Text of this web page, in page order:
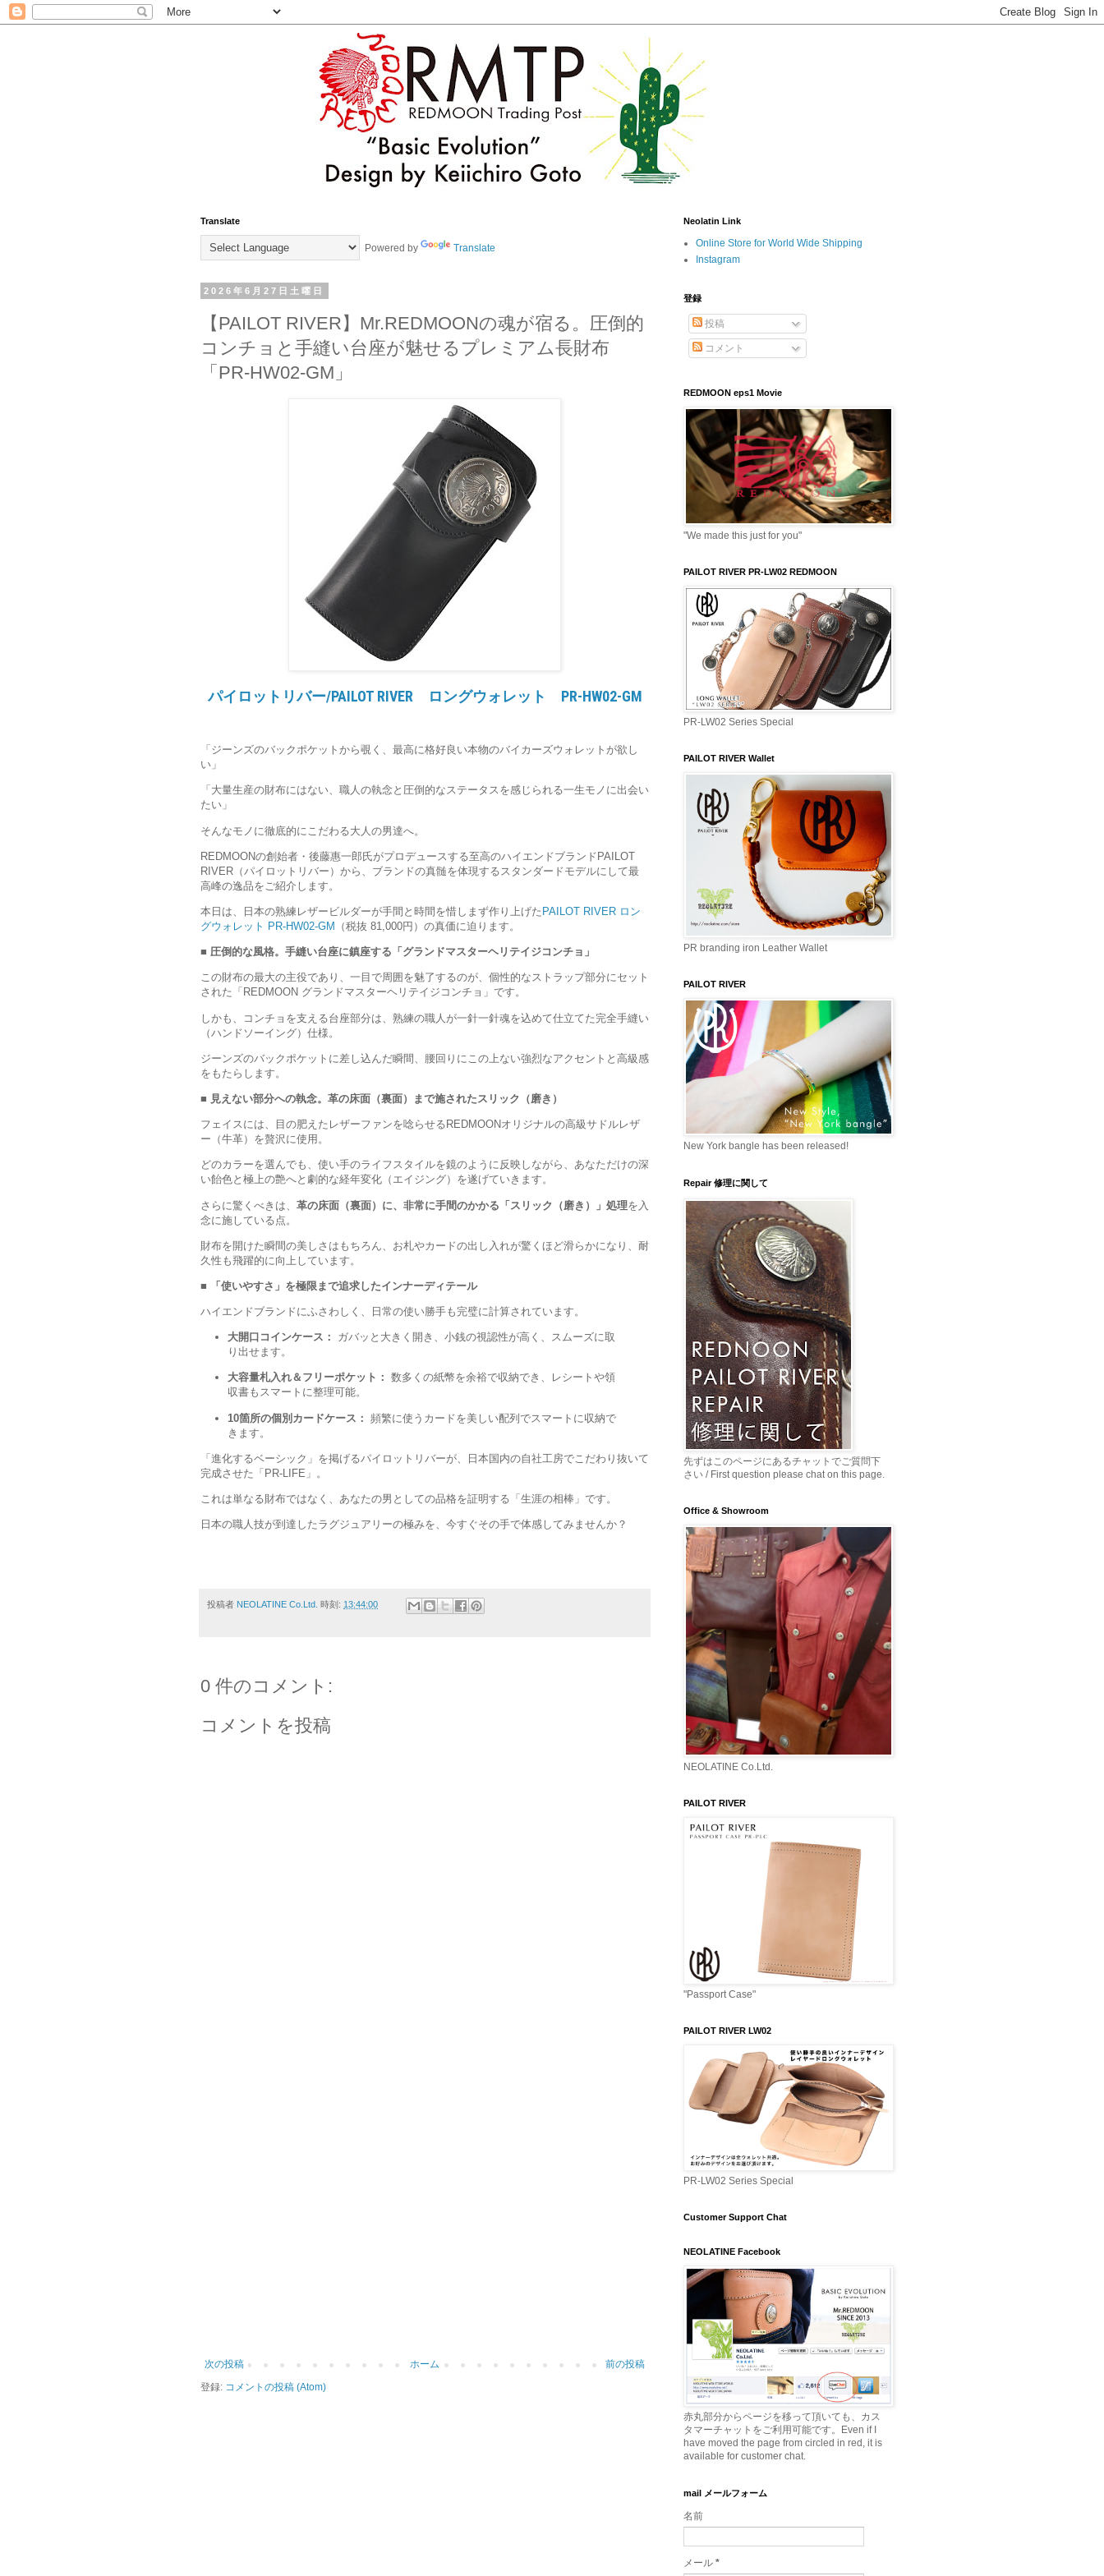
Translate
Powered by Translate
2026年6月27日土曜日
【PAILOT RIVER】Mr.REDMOONの魂が宿る。圧倒的
コンチョと手縫い台座が魅せるプレミアム長財布
「PR-HW02-GM」
パイロットリバー/PAILOT RIVER ロングウォレット PR-HW02-GM
「ジーンズのバックポケットから覗く、最高に格好良い本物のバイカーズウォレットが欲し
い」
「大量生産の財布にはない、職人の執念と圧倒的なステータスを感じられる一生モノに出会い
たい」
そんなモノに徹底的にこだわる大人の男達へ。
REDMOONの創始者・後藤惠一郎氏がプロデュースする至高のハイエンドブランドPAILOT
RIVER（パイロットリバー）から、ブランドの真髄を体現するスタンダードモデルにして最
高峰の逸品をご紹介します。
本日は、日本の熟練レザービルダーが手間と時間を惜しまず作り上げた PAILOT RIVER ロン
グウォレット PR-HW02-GM
（税抜 81,000円）の真価に迫ります。
■ 圧倒的な風格。手縫い台座に鎮座する「グランドマスターヘリテイジコンチョ」
この財布の最大の主役であり、一目で周囲を魅了するのが、個性的なストラップ部分にセット
された「REDMOON グランドマスターヘリテイジコンチョ」です。
しかも、コンチョを支える台座部分は、熟練の職人が一針一針魂を込めて仕立てた完全手縫い
（ハンドソーイング）仕様。
ジーンズのバックポケットに差し込んだ瞬間、腰回りにこの上ない強烈なアクセントと高級感
をもたらします。
■ 見えない部分への執念。革の床面（裏面）まで施されたスリック（磨き）
フェイスには、目の肥えたレザーファンを唸らせるREDMOONオリジナルの高級サドルレザ
ー（牛革）を贅沢に使用。
どのカラーを選んでも、使い手のライフスタイルを鏡のように反映しながら、あなただけの深
い飴色と極上の艶へと劇的な経年変化（エイジング）を遂げていきます。
さらに驚くべきは、 革の床面（裏面）に、非常に手間のかかる「スリック（磨き）」処理を入
念に施している点。
財布を開けた瞬間の美しさはもちろん、お札やカードの出し入れが驚くほど滑らかになり、耐
久性も飛躍的に向上しています。
■ 「使いやすさ」を極限まで追求したインナーディテール
ハイエンドブランドにふさわしく、日常の使い勝手も完璧に計算されています。
大開口コインケース：
ガバッと大きく開き、小銭の視認性が高く、スムーズに取
り出せます。
大容量札入れ＆フリーポケット： 数多くの紙幣を余裕で収納でき、レシートや領
収書もスマートに整理可能。
10箇所の個別カードケース： 頻繁に使うカードを美しい配列でスマートに収納で
きます。
「進化するベーシック」を掲げるパイロットリバーが、日本国内の自社工房でこだわり抜いて
完成させた「PR-LIFE」。
これは単なる財布ではなく、あなたの男としての品格を証明する「生涯の相棒」です。
日本の職人技が到達したラグジュアリーの極みを、今すぐその手で体感してみませんか？
投稿者 NEOLATINE Co.Ltd. 時刻: 13:44:00
0 件のコメント:
コメントを投稿
次の投稿 前の投稿
ホーム
登録: コメントの投稿 (Atom)
Neolatin Link
Online Store for World Wide Shipping
Instagram
登録
投稿
コメント
REDMOON eps1 Movie
"We made this just for you"
PAILOT RIVER PR-LW02 REDMOON
PR-LW02 Series Special
PAILOT RIVER Wallet
PR branding iron Leather Wallet
PAILOT RIVER
New York bangle has been released!
Repair 修理に関して
先ずはこのページにあるチャットでご質問下
さい / First question please chat on this page.
Office & Showroom
NEOLATINE Co.Ltd.
PAILOT RIVER
"Passport Case"
PAILOT RIVER LW02
PR-LW02 Series Special
Customer Support Chat
NEOLATINE Facebook
赤丸部分からページを移って頂いても、カス
タマーチャットをご利用可能です。Even if I
have moved the page from circled in red, it is
available for customer chat.
mail メールフォーム
名前
メール *